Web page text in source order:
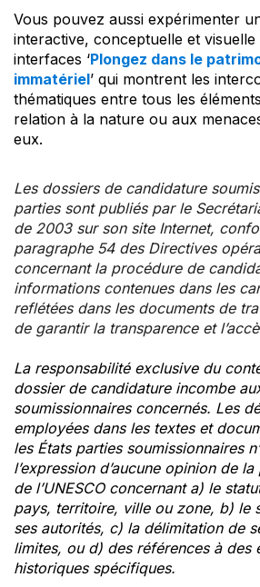
Vous pouvez aussi expérimenter
interactive, conceptuelle et
interfaces ‘Plongez dans le
immatériel’ qui montrent les
thématiques entre tous les
relation à la nature ou aux
eux.
Les dossiers de candidature
parties sont publiés par le
de 2003 sur son site Internet,
paragraphe 54 des Directives
concernant la procédure de
informations contenues dans les
reflétées dans les documents de
de garantir la transparence et
La responsabilité exclusive du
dossier de candidature incombe
soumissionnaires concernés. Les
employées dans les textes et
les États parties soumissionnaires
l’expression d’aucune opinion de
de l’UNESCO concernant a) le
pays, territoire, ville ou zone, b) le
ses autorités, c) la délimitation de
limites, ou d) des références à des
historiques spécifiques.